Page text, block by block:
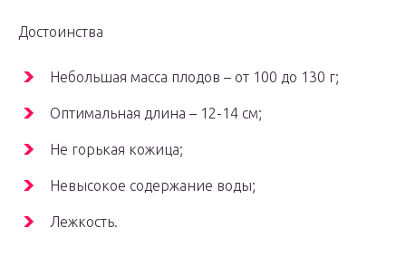
Достоинства
Небольшая масса плодов – от 100 до 130 г;
Оптимальная длина – 12-14 см;
Не горькая кожица;
Невысокое содержание воды;
Лежкость.